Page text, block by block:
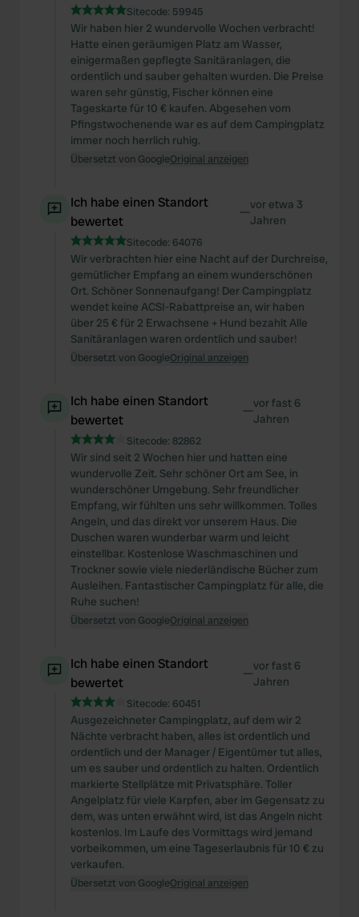
Sitecode: 59945
Wir haben hier 2 wundervolle Wochen verbracht!
Hatte einen geräumigen Platz am Wasser,
einigermaßen gepflegte Sanitäranlagen, die
ordentlich und sauber gehalten wurden. Die Preise
waren sehr günstig, Fischer können eine
Tageskarte für 10 € kaufen. Abgesehen vom
Pfingstwochenende war es auf dem Campingplatz
immer noch herrlich ruhig.
Übersetzt von GoogleOriginal anzeigen
Ich habe einen Standort
bewertet
—vor etwa 3
Jahren
Sitecode: 64076
Wir verbrachten hier eine Nacht auf der Durchreise,
gemütlicher Empfang an einem wunderschönen
Ort. Schöner Sonnenaufgang! Der Campingplatz
wendet keine ACSI-Rabattpreise an, wir haben
über 25 € für 2 Erwachsene + Hund bezahlt Alle
Sanitäranlagen waren ordentlich und sauber!
Übersetzt von GoogleOriginal anzeigen
Ich habe einen Standort
bewertet
—vor fast 6
Jahren
Sitecode: 82862
Wir sind seit 2 Wochen hier und hatten eine
wundervolle Zeit. Sehr schöner Ort am See, in
wunderschöner Umgebung. Sehr freundlicher
Empfang, wir fühlten uns sehr willkommen. Tolles
Angeln, und das direkt vor unserem Haus. Die
Duschen waren wunderbar warm und leicht
einstellbar. Kostenlose Waschmaschinen und
Trockner sowie viele niederländische Bücher zum
Ausleihen. Fantastischer Campingplatz für alle, die
Ruhe suchen!
Übersetzt von GoogleOriginal anzeigen
Ich habe einen Standort
bewertet
—vor fast 6
Jahren
Sitecode: 60451
Ausgezeichneter Campingplatz, auf dem wir 2
Nächte verbracht haben, alles ist ordentlich und
ordentlich und der Manager / Eigentümer tut alles,
um es sauber und ordentlich zu halten. Ordentlich
markierte Stellplätze mit Privatsphäre. Toller
Angelplatz für viele Karpfen, aber im Gegensatz zu
dem, was unten erwähnt wird, ist das Angeln nicht
kostenlos. Im Laufe des Vormittags wird jemand
vorbeikommen, um eine Tageserlaubnis für 10 € zu
verkaufen.
Übersetzt von GoogleOriginal anzeigen